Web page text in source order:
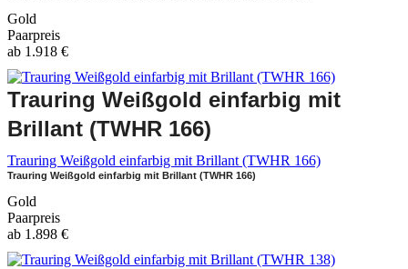
Gold
Paarpreis
ab 1.918 €
Trauring Weißgold einfarbig mit
Brillant (TWHR 166)
Trauring Weißgold einfarbig mit Brillant (TWHR 166)
Trauring Weißgold einfarbig mit Brillant (TWHR 166)
Gold
Paarpreis
ab 1.898 €